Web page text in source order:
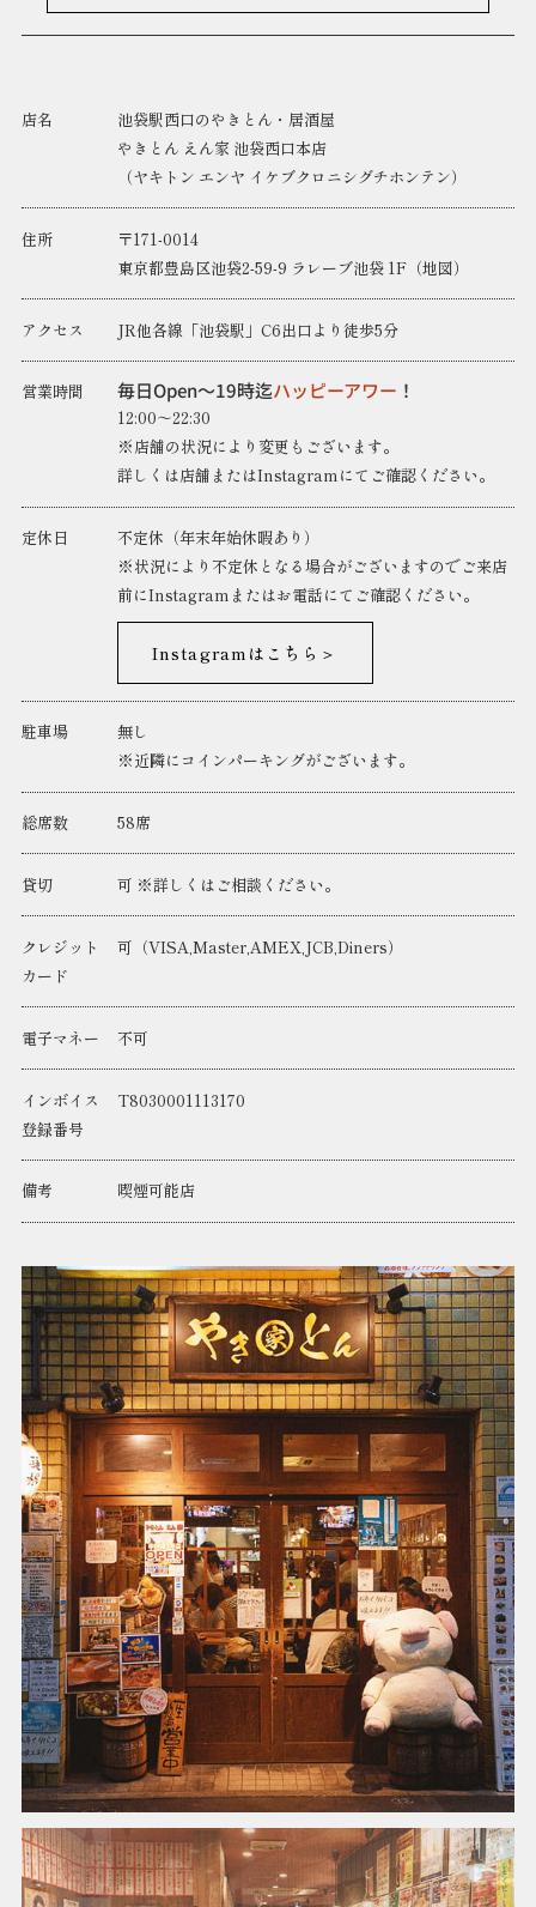
店名
池袋駅西口のやきとん・居酒屋
やきとん えん家 池袋西口本店
（ヤキトン エンヤ イケブクロニシグチホンテン）
住所
〒171-0014
東京都豊島区池袋2-59-9 ラレーブ池袋 1F（地図）
アクセス JR他各線「池袋駅」C6出口より徒歩5分
営業時間 毎日Open～19時迄ハッピーアワー ！
12:00～22:30
※店舗の状況により変更もございます。
詳しくは店舗またはInstagramにてご確認ください。
定休日
不定休（年末年始休暇あり）
※状況により不定休となる場合がございますのでご来店
前にInstagramまたはお電話にてご確認ください。
Instagramはこちら＞
駐車場
無し
※近隣にコインパーキングがございます。
総席数 58席
貸切 可 ※詳しくはご相談ください。
クレジット
カード
可（VISA,Master,AMEX,JCB,Diners）
電子マネー 不可
インボイス
登録番号
T8030001113170
備考 喫煙可能店